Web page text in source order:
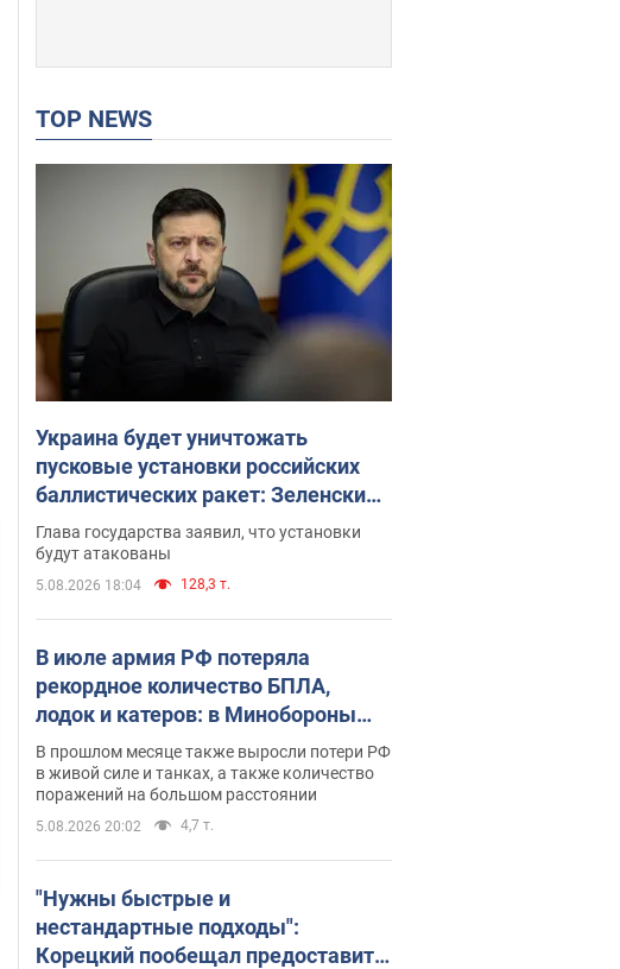
TOP NEWS
Украина будет уничтожать
пусковые установки российских
баллистических ракет: Зеленский
провел заседание СНБО
Глава государства заявил, что установки
будут атакованы
5.08.2026 18:04 128,3 т.
В июле армия РФ потеряла
рекордное количество БПЛА,
лодок и катеров: в Минобороны
обнародовали статистику
В прошлом месяце также выросли потери РФ
в живой силе и танках, а также количество
поражений на большом расстоянии
5.08.2026 20:02 4,7 т.
"Нужны быстрые и
нестандартные подходы":
Корецкий пообещал предоставить